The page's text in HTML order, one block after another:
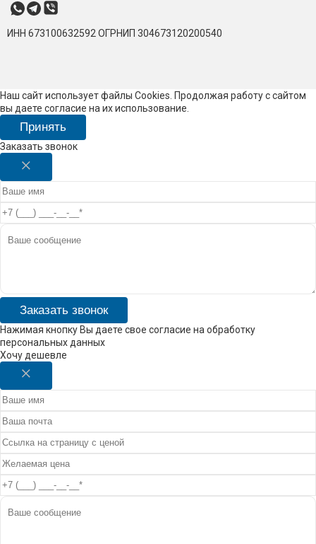
ИНН 673100632592 ОГРНИП 304673120200540
Наш сайт использует файлы Cookies. Продолжая работу с сайтом
вы даете согласие на их использование.
Принять
Заказать звонок
Заказать звонок
Нажимая кнопку Вы даете свое согласие на обработку
персональных данных
Хочу дешевле